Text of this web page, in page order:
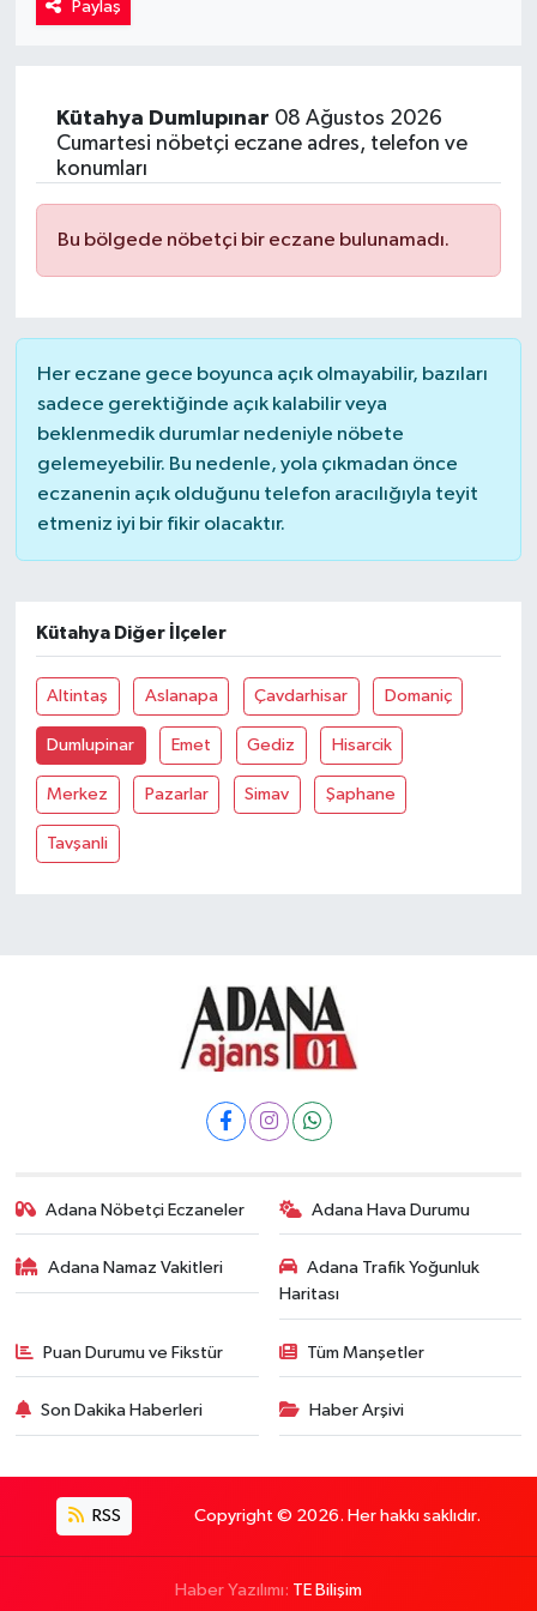
Paylaş
Kütahya Dumlupınar 08 Ağustos 2026
Cumartesi nöbetçi eczane adres, telefon ve
konumları
Bu bölgede nöbetçi bir eczane bulunamadı.
Her eczane gece boyunca açık olmayabilir, bazıları
sadece gerektiğinde açık kalabilir veya
beklenmedik durumlar nedeniyle nöbete
gelemeyebilir. Bu nedenle, yola çıkmadan önce
eczanenin açık olduğunu telefon aracılığıyla teyit
etmeniz iyi bir fikir olacaktır.
Kütahya Diğer İlçeler
Altintaş Aslanapa Çavdarhisar Domaniç
Dumlupinar Emet Gediz Hisarcik
Merkez Pazarlar Simav Şaphane
Tavşanli
Adana Nöbetçi Eczaneler Adana Hava Durumu
Adana Namaz Vakitleri
Adana Trafik Yoğunluk
Haritası
Puan Durumu ve Fikstür Tüm Manşetler
Son Dakika Haberleri Haber Arşivi
RSS Copyright © 2026. Her hakkı saklıdır.
Haber Yazılımı: TE Bilişim
Yaşam